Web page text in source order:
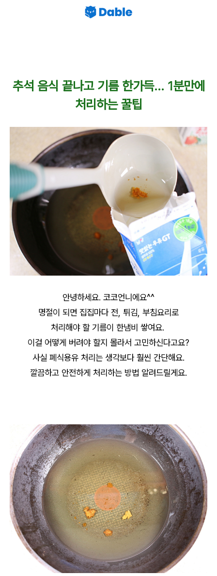
추석 음식 끝나고 기름 한가득… 1분만에
처리하는 꿀팁
안녕하세요. 코코언니에요^^
명절이 되면 집집마다 전, 튀김, 부침요리로
처리해야 할 기름이 한냄비 쌓여요.
이걸 어떻게 버려야 할지 몰라서 고민하신다고요?
사실 폐식용유 처리는 생각보다 훨씬 간단해요.
깔끔하고 안전하게 처리하는 방법 알려드릴게요.